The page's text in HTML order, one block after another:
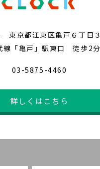
京都江東区亀戸６丁目
線「亀戸」駅東口 徒歩2分
03-5875-4460
詳しくはこちら